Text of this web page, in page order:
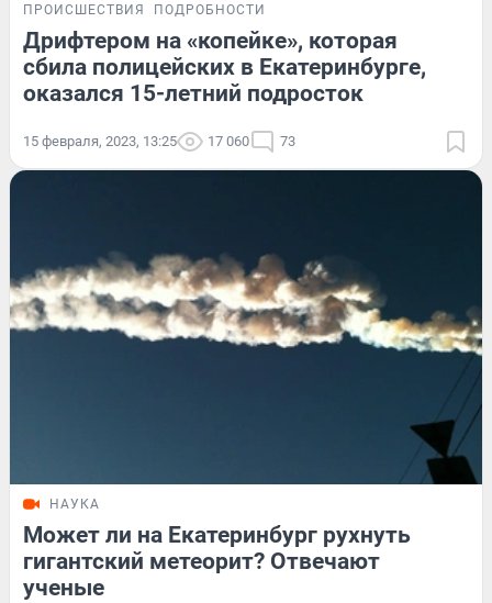
ПРОИСШЕСТВИЯ ПОДРОБНОСТИ
Дрифтером на «копейке», которая
сбила полицейских в Екатеринбурге,
оказался 15-летний подросток
15 февраля, 2023, 13:25 17 060 73
НАУКА
Может ли на Екатеринбург рухнуть
гигантский метеорит? Отвечают
ученые